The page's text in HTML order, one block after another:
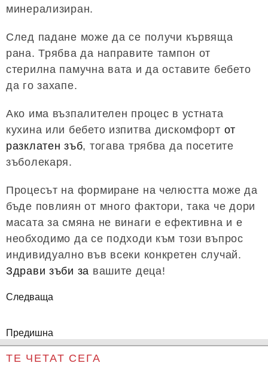
минерализиран.
След падане може да се получи кървяща
рана. Трябва да направите тампон от
стерилна памучна вата и да оставите бебето
да го захапе.
Ако има възпалителен процес в устната
кухина или бебето изпитва дискомфорт от
разклатен зъб, тогава трябва да посетите
зъболекаря.
Процесът на формиране на челюстта може да
бъде повлиян от много фактори, така че дори
масата за смяна не винаги е ефективна и е
необходимо да се подходи към този въпрос
индивидуално във всеки конкретен случай.
Здрави зъби за вашите деца!
Следваща
Предишна
ТЕ ЧЕТАТ СЕГА